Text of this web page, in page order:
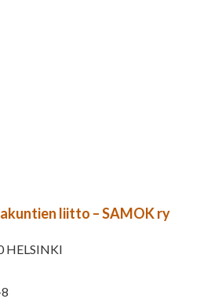
liitto – SAMOK ry
HELSINKI